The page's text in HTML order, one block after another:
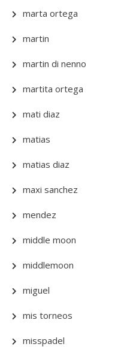
marta ortega
martin
martin di nenno
martita ortega
mati diaz
matias
matias diaz
maxi sanchez
mendez
middle moon
middlemoon
miguel
mis torneos
misspadel